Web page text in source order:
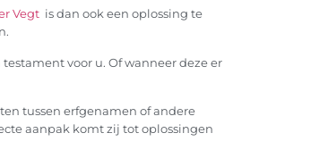
Vegt is dan ook een oplossing te
voor u. Of wanneer deze er
tussen erfgenamen of andere
aanpak komt zij tot oplossingen